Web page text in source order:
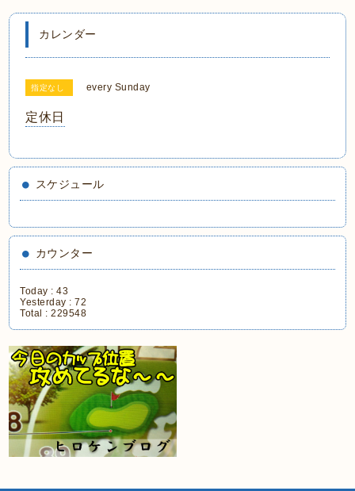
カレンダー
指定なし every Sunday
定休日
スケジュール
カウンター
Today :43
Yesterday :72
Total :229548